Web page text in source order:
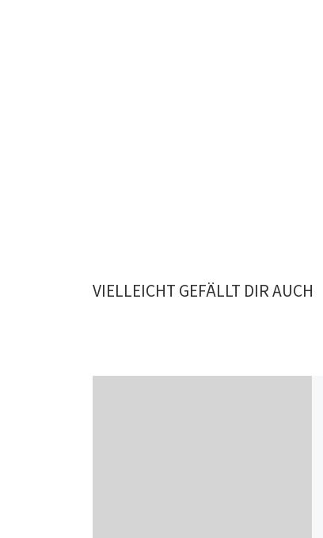
VIELLEICHT GEFÄLLT DIR AUCH